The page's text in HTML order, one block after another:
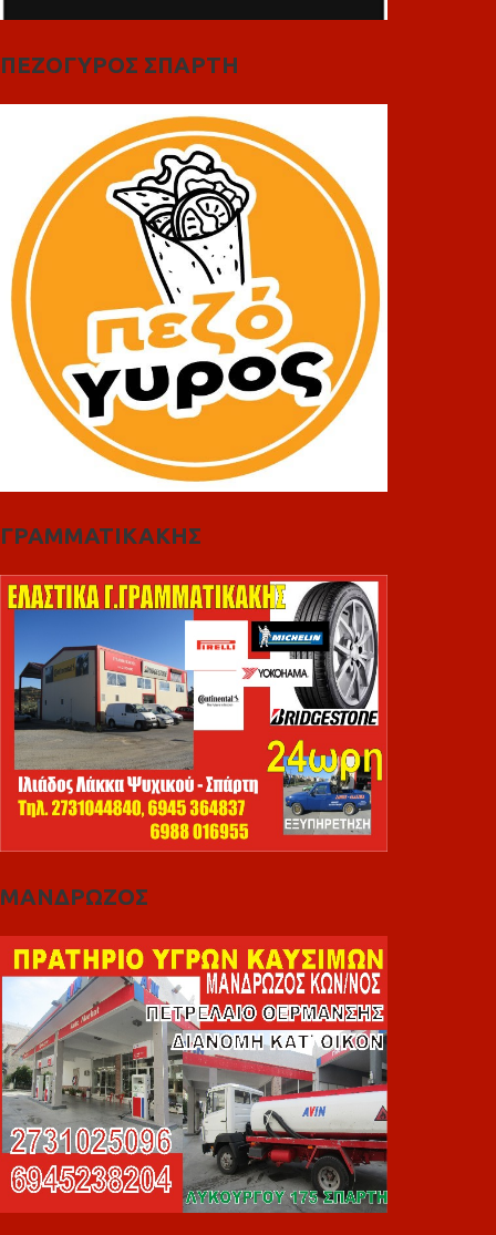
ΠΕΖΟΓΥΡΟΣ ΣΠΑΡΤΗ
ΓΡΑΜΜΑΤΙΚΑΚΗΣ
ΜΑΝΔΡΩΖΟΣ